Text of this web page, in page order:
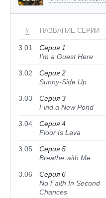
# НАЗВАНИЕ СЕРИИ
3.01
Серия 1
I'm a Guest Here
3.02
Серия 2
Sunny-Side Up
3.03
Серия 3
Find a New Pond
3.04
Серия 4
Floor Is Lava
3.05
Серия 5
Breathe with Me
3.06
Серия 6
No Faith In Second
Chances